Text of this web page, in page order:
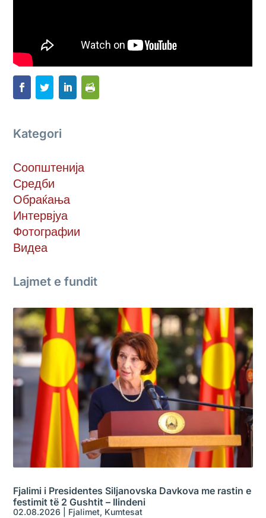
Kategori
Соопштенија
Средби
Обраќања
Интервјуа
Фотографии
Видеа
Lajmet e fundit
Fjalimi i Presidentes Siljanovska Davkova me rastin e
festimit të 2 Gushtit – Ilindeni
02.08.2026 Fjalimet, Kumtesat